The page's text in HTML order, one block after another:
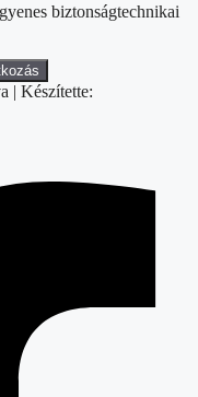
biztonságtechnikai
| Készítette: